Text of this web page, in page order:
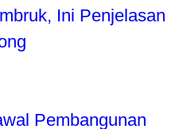
Ini Penjelasan
Pembangunan